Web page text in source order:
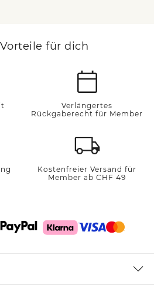
für dich
Verlängertes
Rückgaberecht für Member
Kostenfreier Versand für
Member ab CHF 49